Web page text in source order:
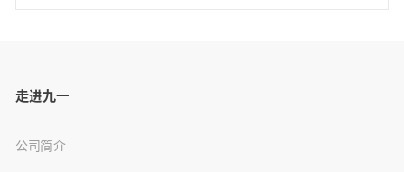
走进九一
公司简介